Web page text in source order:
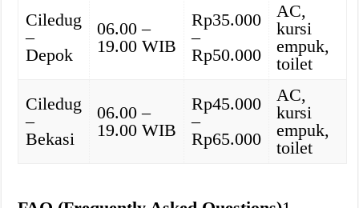
Ciledug
–
Depok
06.00 –
19.00 WIB
Rp35.000
–
Rp50.000
AC,
kursi
empuk,
toilet
Ciledug
–
Bekasi
06.00 –
19.00 WIB
Rp45.000
–
Rp65.000
AC,
kursi
empuk,
toilet